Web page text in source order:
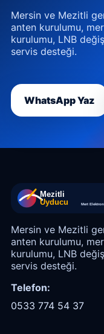
Mersin ve Mezitli
anten kurulumu,
kurulumu, LNB
servis desteği.
WhatsApp Yaz
Mersin ve Mezitli
anten kurulumu,
kurulumu, LNB
servis desteği.
Telefon:
0533 774 54 37